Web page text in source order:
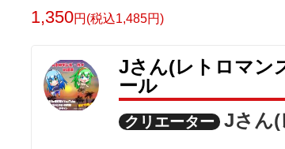
1,350円(税込1,485円)
Jさん(レトロマン
ール
クリエーター Jさん(